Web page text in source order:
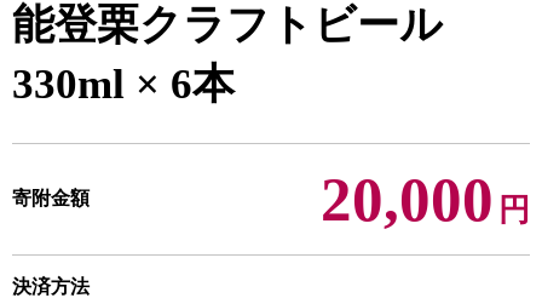
能登栗クラフトビール
330ml × 6本
寄附金額 20,000 円
決済方法